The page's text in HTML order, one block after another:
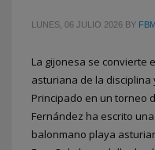
LUNES, 06 JULIO 2026 BY
La gijonesa se convierte
asturiana de la
Principado en un torneo
Fernández ha escrito
balonmano playa